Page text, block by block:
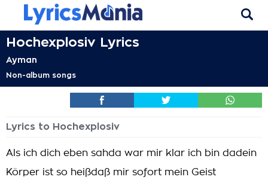
Hochexplosiv Lyrics
Ayman
Non-album songs
Lyrics to Hochexplosiv
Als ich dich eben sahda war mir klar ich bin dadein
Körper ist so heißdaß mir sofort mein Geist